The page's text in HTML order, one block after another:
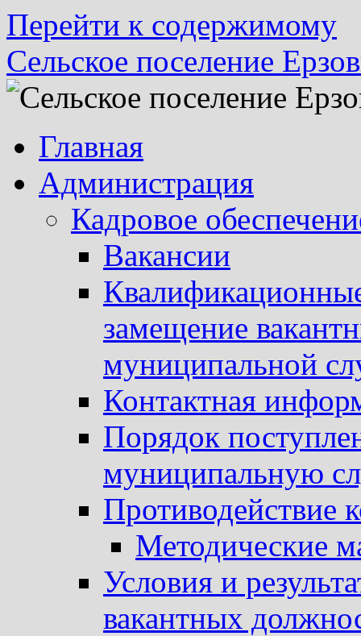
Перейти к содержимому
Сельское поселение
Главная
Администрация
Кадровое
Вакансии
замещение
муниципальной
Контактная
Порядок
муниципальную
Противодействие
Методические
Условия и
вакантных